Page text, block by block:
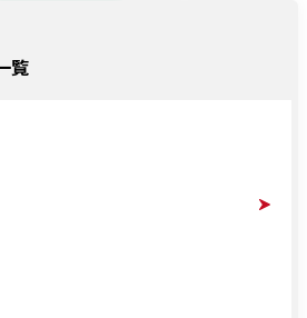
覧